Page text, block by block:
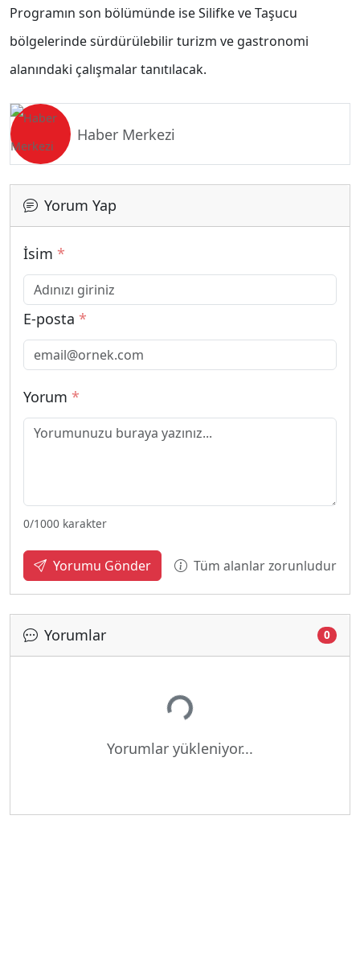
Programın son bölümünde ise Silifke ve Taşucu
bölgelerinde sürdürülebilir turizm ve gastronomi
alanındaki çalışmalar tanıtılacak.
Haber Merkezi
Yorum Yap
İsim *
E-posta *
Yorum *
0/1000 karakter
Yorumu Gönder Tüm alanlar zorunludur
Yorumlar 0
Yükleniyor...
Yorumlar yükleniyor...